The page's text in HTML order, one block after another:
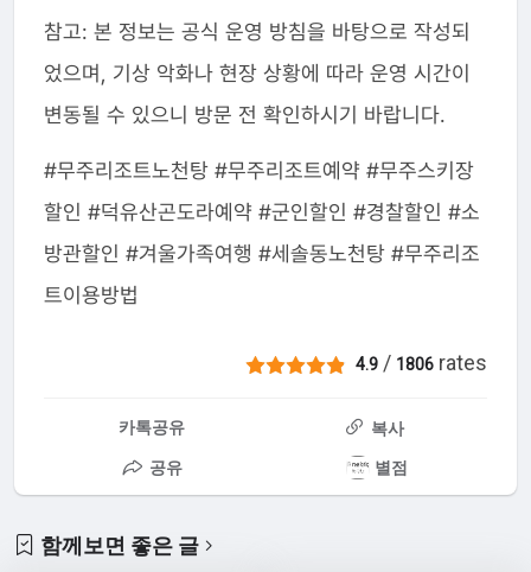
참고: 본 정보는 공식 운영 방침을 바탕으로 작성되
었으며, 기상 악화나 현장 상황에 따라 운영 시간이
변동될 수 있으니 방문 전 확인하시기 바랍니다.
#무주리조트노천탕 #무주리조트예약 #무주스키장
할인 #덕유산곤도라예약 #군인할인 #경찰할인 #소
방관할인 #겨울가족여행 #세솔동노천탕 #무주리조
트이용방법
4.9 / 1806 rates
카톡공유 복사
공유 별점
함께보면 좋은 글